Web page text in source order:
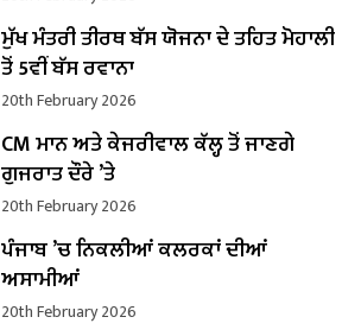
ਮੁੱਖ ਮੰਤਰੀ ਤੀਰਥ ਬੱਸ ਯੋਜਨਾ ਦੇ ਤਹਿਤ ਮੋਹਾਲੀ
ਤੋਂ 5ਵੀਂ ਬੱਸ ਰਵਾਨਾ
20th February 2026
CM ਮਾਨ ਅਤੇ ਕੇਜਰੀਵਾਲ ਕੱਲ੍ਹ ਤੋਂ ਜਾਣਗੇ
ਗੁਜਰਾਤ ਦੌਰੇ ’ਤੇ
20th February 2026
ਪੰਜਾਬ ’ਚ ਨਿਕਲੀਆਂ ਕਲਰਕਾਂ ਦੀਆਂ
ਅਸਾਮੀਆਂ
20th February 2026